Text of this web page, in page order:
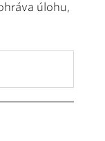
úlohu,